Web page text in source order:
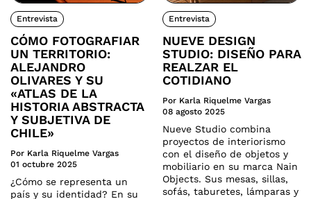
Entrevista
CÓMO FOTOGRAFIAR
UN TERRITORIO:
ALEJANDRO
OLIVARES Y SU
«ATLAS DE LA
HISTORIA ABSTRACTA
Y SUBJETIVA DE
CHILE»
Por Karla Riquelme Vargas
01 octubre 2025
¿Cómo se representa un
país y su identidad? En su
Entrevista
NUEVE DESIGN
STUDIO: DISEÑO PARA
REALZAR EL
COTIDIANO
Por Karla Riquelme Vargas
08 agosto 2025
Nueve Studio combina
proyectos de interiorismo
con el diseño de objetos y
mobiliario en su marca Nain
Objects. Sus mesas, sillas,
sofás, taburetes, lámparas y